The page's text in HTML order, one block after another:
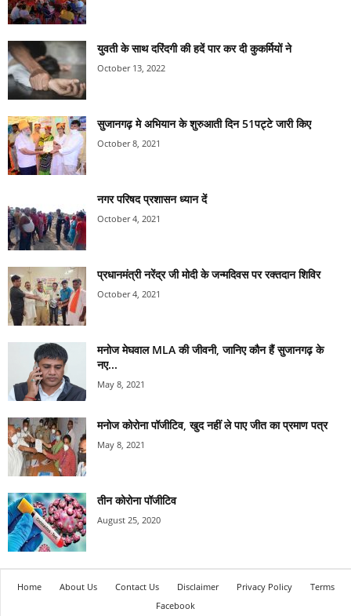
युवती के साथ दरिंदगी की हदें पार कर दी कुकर्मियों ने
October 13, 2022
सुजानगढ़ मे अभियान के शुरुआती दिन 51पट्टे जारी किए
October 8, 2021
नगर परिषद प्रशासन ध्यान दें
October 4, 2021
प्रधानमंत्री नरेंद्र जी मोदी के जन्मदिवस पर रक्तदान शिविर
October 4, 2021
मनोज मेघवाल MLA की जीवनी, जानिए कौन हैं सुजानगढ़ के
नए...
May 8, 2021
मनोज कोरोना पॉजीटिव, खुद नहीं ले पाए जीत का प्रमाण पत्र
May 8, 2021
तीन कोरोना पॉजीटिव
August 25, 2020
Home About Us Contact Us Disclaimer Privacy Policy
Terms
Facebook